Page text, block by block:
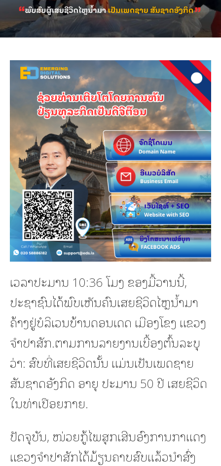
ເວລາປະມານ 10:36 ໂມງ ຂອງມື້ວານນີ້,
ປະຊາຊົນໄດ້ພົບເຫັນຄົນເສຍຊີວິດໄຫຼນ້ຳມາ
ຄ້າງຢູ່ບໍລິເວນບ້ານດອນເດດ ເມືອງໂຂງ ແຂວງ
ຈໍາປາສັກ.ຕາມການລາຍງານເບື້ອງຕົ້ນລະບຸ
ວ່າ: ສົບທີ່ເສຍຊີວິດນັ້ນ ແມ່ນເປັນເພດຊາຍ
ສັນຊາດອັງກິດ ອາຍຸ ປະມານ 50 ປີ ເສຍຊີວິດ
ໃນທ່າເປືອຍກາຍ.
ປັດຈຸບັນ, ໜ່ວຍກູ້ໄພສຸກເສີນອົງການກາແດງ
ແຂວງຈໍາປາສັກໄດ້ມ້ຽນຄາບສົບແລ້ວນຳສົ່ງ